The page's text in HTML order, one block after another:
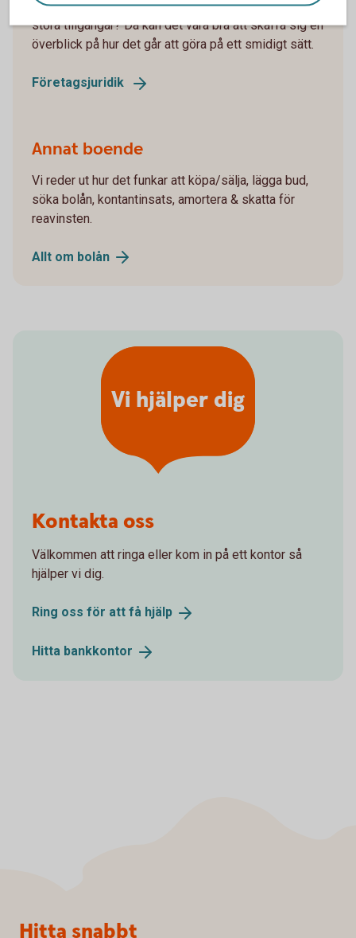
Planerar ett ägarskifte i ditt företag eller har andra
stora tillgångar? Då kan det vara bra att skaffa sig en
överblick på hur det går att göra på ett smidigt sätt.
Företagsjuridik
Annat boende
Vi reder ut hur det funkar att köpa/sälja, lägga bud,
söka bolån, kontantinsats, amortera & skatta för
reavinsten.
Allt om bolån
Vi hjälper dig
Kontakta oss
Välkommen att ringa eller kom in på ett kontor så
hjälper vi dig.
Ring oss för att få hjälp
Hitta bankkontor
Sidfot
Hitta snabbt